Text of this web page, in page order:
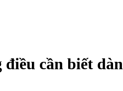
cần biết